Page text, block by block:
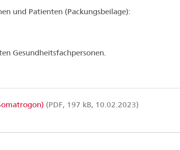
und Patienten (Packungsbeilage):
Gesundheitsfachpersonen.
(PDF, 197 kB, 10.02.2023)